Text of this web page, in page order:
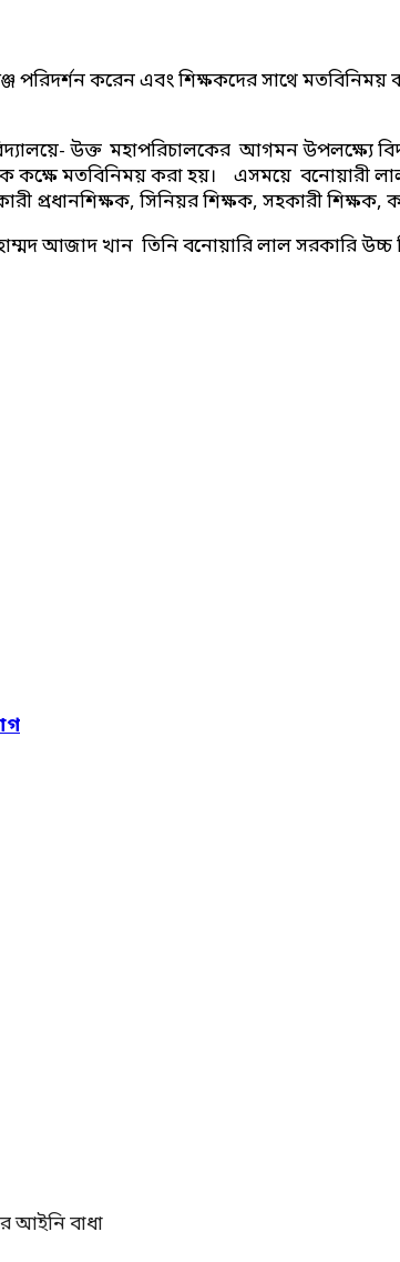
পরিদর্শন করেন এবং শিক্ষকদের সাথে মতবিনিময়
উক্ত মহাপরিচালকের আগমন উপলক্ষ্যে
মতবিনিময় করা হয়। এসময়ে বনোয়ারী লাল
প্রধানশিক্ষক, সিনিয়র শিক্ষক, সহকারী শিক্ষক,
আজাদ খান তিনি বনোয়ারি লাল সরকারি
আইনি বাধা